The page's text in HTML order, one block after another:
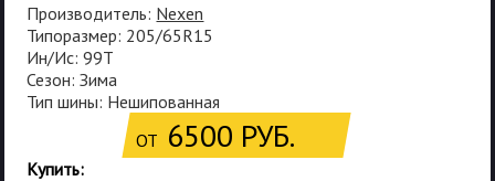
Производитель: Nexen
Типоразмер: 205/65R15
Ин/Ис: 99T
Сезон: Зима
Тип шины: Нешипованная
ОТ 6500 РУБ.
Купить: